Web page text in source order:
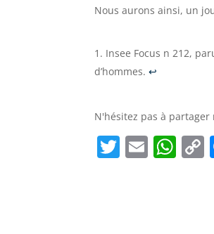
Nous aurons ainsi, un
Insee Focus n 212,
d’hommes.↩︎
N'hésitez pas à partager
T E W